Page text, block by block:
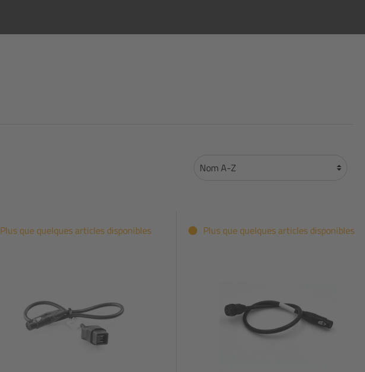
Plus que quelques articles disponibles Plus que quelques articles disponibles